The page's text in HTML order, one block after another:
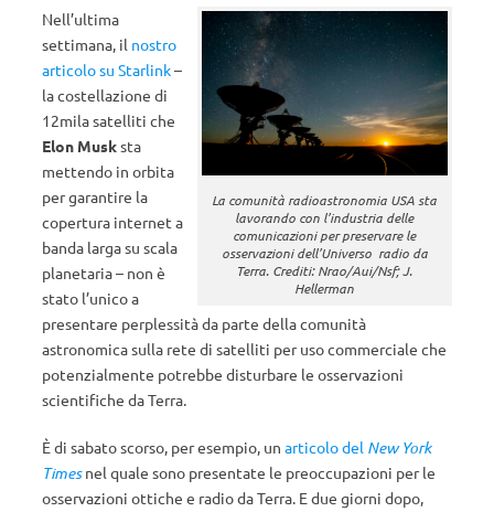
La comunità radioastronomia USA sta
lavorando con l’industria delle
comunicazioni per preservare le
osservazioni dell’Universo radio da
Terra. Crediti: Nrao/Aui/Nsf; J.
Hellerman
Nell’ultima
settimana, il nostro
articolo su Starlink–
la costellazione di
12mila satelliti che
Elon Musksta
mettendo in orbita
per garantire la
copertura internet a
banda larga su scala
planetaria – non è
stato l’unico a
presentare perplessità da parte della comunità
astronomica sulla rete di satelliti per uso commerciale che
potenzialmente potrebbe disturbare le osservazioni
scientifiche da Terra.
È di sabato scorso, per esempio, un articolo del New York
Timesnel quale sono presentate le preoccupazioni per le
osservazioni ottiche e radio da Terra. E due giorni dopo,